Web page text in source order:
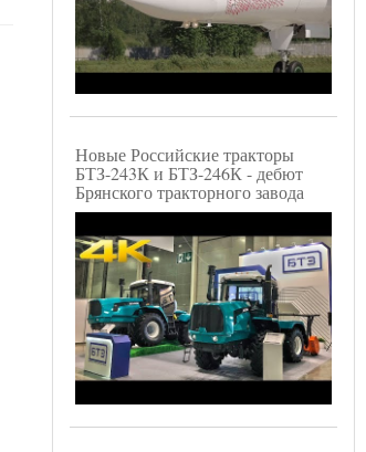
Новые Российские тракторы
БТЗ-243К и БТЗ-246К - дебют
Брянского тракторного завода